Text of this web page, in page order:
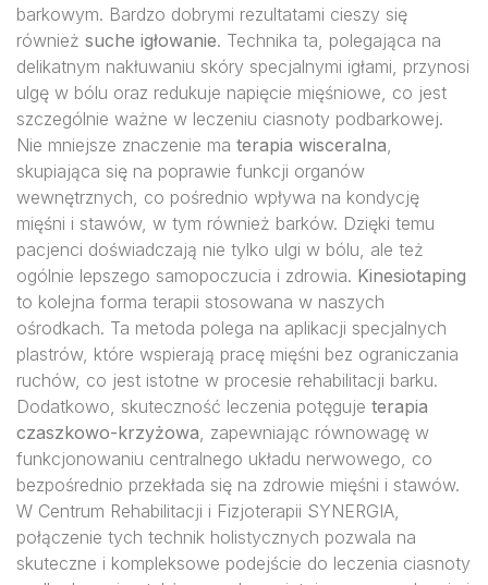
barkowym. Bardzo dobrymi rezultatami cieszy się
również suche igłowanie. Technika ta, polegająca na
delikatnym nakłuwaniu skóry specjalnymi igłami, przynosi
ulgę w bólu oraz redukuje napięcie mięśniowe, co jest
szczególnie ważne w leczeniu ciasnoty podbarkowej.
Nie mniejsze znaczenie ma terapia wisceralna,
skupiająca się na poprawie funkcji organów
wewnętrznych, co pośrednio wpływa na kondycję
mięśni i stawów, w tym również barków. Dzięki temu
pacjenci doświadczają nie tylko ulgi w bólu, ale też
ogólnie lepszego samopoczucia i zdrowia. Kinesiotaping
to kolejna forma terapii stosowana w naszych
ośrodkach. Ta metoda polega na aplikacji specjalnych
plastrów, które wspierają pracę mięśni bez ograniczania
ruchów, co jest istotne w procesie rehabilitacji barku.
Dodatkowo, skuteczność leczenia potęguje terapia
czaszkowo-krzyżowa, zapewniając równowagę w
funkcjonowaniu centralnego układu nerwowego, co
bezpośrednio przekłada się na zdrowie mięśni i stawów.
W Centrum Rehabilitacji i Fizjoterapii SYNERGIA,
połączenie tych technik holistycznych pozwala na
skuteczne i kompleksowe podejście do leczenia ciasnoty